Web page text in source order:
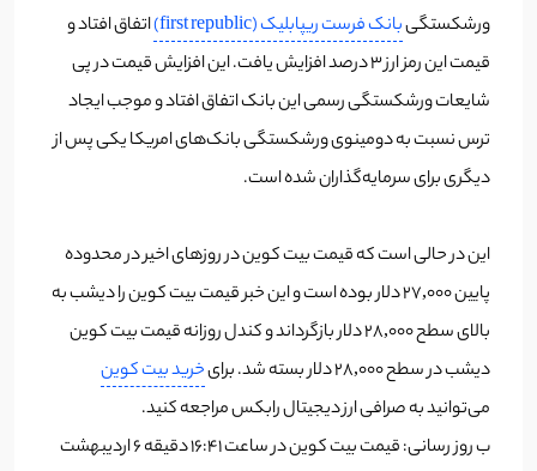
ورشکستگیبانک فرست ریپابلیک (first republic)
اتفاق افتاد و
قیمت این رمز ارز ۳ درصد افزایش یافت. این افزایش قیمت در پی
شایعات ورشکستگی رسمی این بانک اتفاق افتاد و موجب ایجاد
ترس نسبت به دومینوی ورشکستگی بانک‌های امریکا یکی پس از
دیگری برای سرمایه‌گذاران شده است.
این در حالی است که قیمت بیت کوین در روز‌های اخیر در محدوده
پایین ۲۷,۰۰۰ دلار بوده است و این خبر قیمت بیت کوین را دیشب به
بالای سطح ۲۸,۰۰۰ دلار بازگرداند و کندل روزانه قیمت بیت کوین
دیشب در سطح ۲۸,۰۰۰ دلار بسته شد. برای
خرید بیت کوین
می‌توانید به صرافی ارز دیجیتال رابکس مراجعه کنید.
ب روز رسانی: قیمت بیت کوین در ساعت ۱۶:۴۱ دقیقه ۶ اردیبهشت